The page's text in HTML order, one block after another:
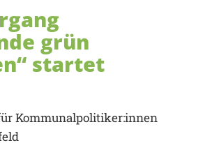
grün
startet
Kommunalpolitiker:innen